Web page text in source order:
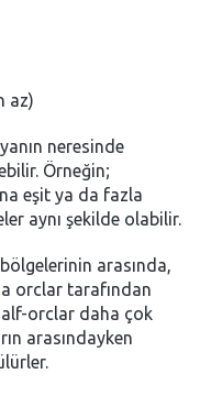
az)
neresinde
Örneğin;
eşit ya da fazla
aynı şekilde olabilir.
arasında,
orclar tarafından
orclar daha çok
arasındayken